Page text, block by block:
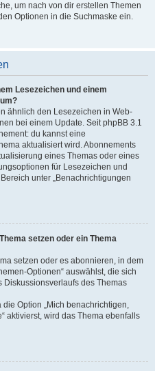
um nach von dir erstellen Themen
Optionen in die Suchmaske ein.
Lesezeichen und einem
ähnlich den Lesezeichen in Web-
bei einem Update. Seit phpBB 3.1
du kannst eine
aktualisiert wird. Abonnements
eines Themas oder eines
für Lesezeichen und
unter „Benachrichtigungen
setzen oder ein Thema
setzen oder es abonnieren, in dem
Optionen“ auswählst, die sich
des Themas
Option „Mich benachrichtigen,
aktivierst, wird das Thema ebenfalls